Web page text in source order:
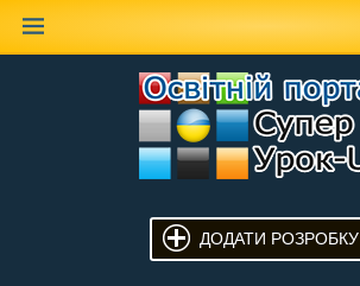
ДОДАТИ РОЗРОБКУ